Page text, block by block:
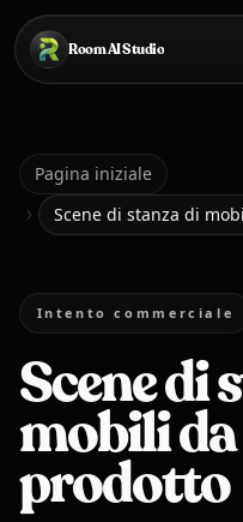
Salta al contenuto
Room AI Studio
Pagina iniziale
Lingua
Italiano
Pagina iniziale
Scene di stanza di
Intento commerciale
Scene di
mobili
prodotto